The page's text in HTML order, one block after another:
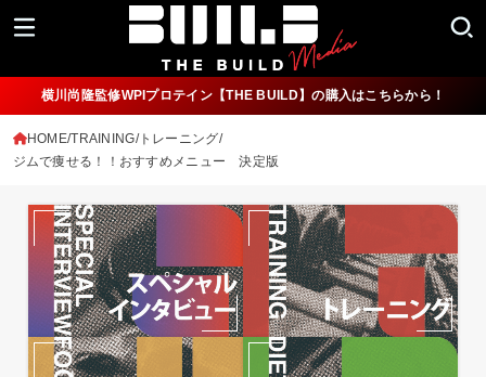
横川尚隆監修WPIプロテイン【THE BUILD】の購入はこちらから！
HOME TRAINING/トレーニング
ジムで痩せる！！おすすめメニュー 決定版